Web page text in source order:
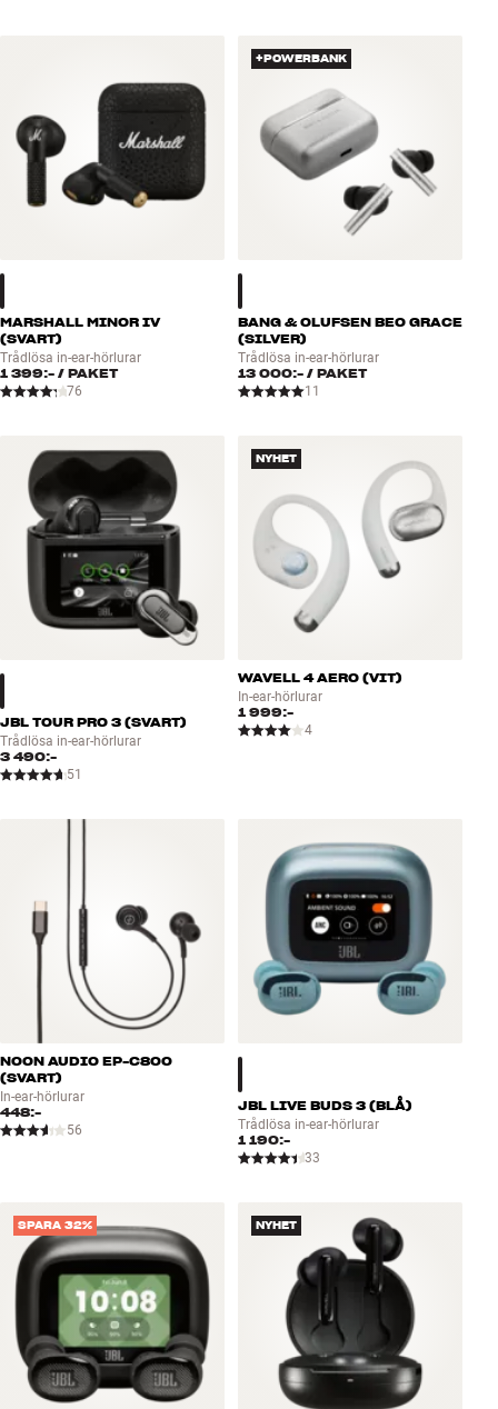
MARSHALL MINOR IV
(SVART)
Trådlösa in-ear-hörlurar
1 399:- / PAKET
76
+POWERBANK
BANG & OLUFSEN BEO GRACE
(SILVER)
Trådlösa in-ear-hörlurar
13 000:- / PAKET
11
JBL TOUR PRO 3 (SVART)
Trådlösa in-ear-hörlurar
3 490:-
51
NYHET
WAVELL 4 AERO (VIT)
In-ear-hörlurar
1 999:-
4
NOON AUDIO EP-C800
(SVART)
In-ear-hörlurar
448:-
56
JBL LIVE BUDS 3 (BLÅ)
Trådlösa in-ear-hörlurar
1 190:-
33
SPARA 32% NYHET